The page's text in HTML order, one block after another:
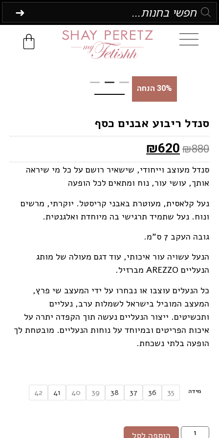
30% הנחה
סנדל ריבוע אבנים כסף
₪880
₪620
סנדל מעוצב וייחודי, שישאיר רושם על כל מי שיראה
אותך, עושי עור, נוח ומתאים לכל הופעה
נעל קלאסית, מעוטרת באבני קריסטל. יוקרתי, מרשים
ונוח. נעל שתמיד תרגישי בה מיוחדת ואלגנטית.
גובה העקב 7 ס"מ.
הנעל עשויה עור איכותי, עוד דגם מעולה של מותג
הנעליים AREZZO מברזיל.
כל הנעלים עוצבו או נבחרו על ידי המעצב שי פרץ,
המעצב המוביל בישראל לשמלות ערב, נעליים
ותכשיטים. ייצור הנעליים נעשה תוך הקפדה יתרה על
איכות הפריטים ובמיוחד על נוחות הנעליים. מובטחת לך
הופעה בלתי נשכחת.
מידה 35
36
37
38
39
40
41
42
הוספה לסל